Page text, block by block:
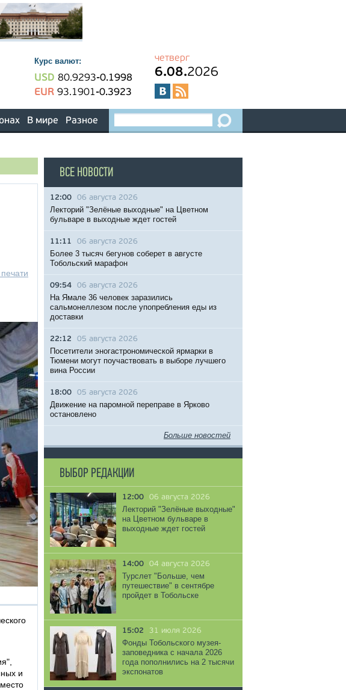
Курс валют:
USD 80.9293-0.1998
EUR 93.1901-0.3923
четверг
6.08.2026
В мире Разное
и
ВСЕ НОВОСТИ
12:00 06 августа 2026
Лекторий "Зелёные выходные" на Цветном
бульваре в выходные ждет гостей
11:11 06 августа 2026
Более 3 тысяч бегунов соберет в августе
Тобольский марафон
09:54 06 августа 2026
На Ямале 36 человек заразились
сальмонеллезом после упопребления еды из
доставки
22:12 05 августа 2026
Посетители эногастрономической ярмарки в
Тюмени могут поучаствовать в выборе лучшего
вина России
18:00 05 августа 2026
Движение на паромной переправе в Ярково
остановлено
Больше новостей
ВЫБОР РЕДАКЦИИ
12:00 06 августа 2026
Лекторий "Зелёные выходные"
на Цветном бульваре в
выходные ждет гостей
14:00 04 августа 2026
Турслет "Больше, чем
путешествие" в сентябре
пройдет в Тобольске
15:02 31 июля 2026
Фонды Тобольского музея-
заповедника с начала 2026
года пополнились на 2 тысячи
экспонатов